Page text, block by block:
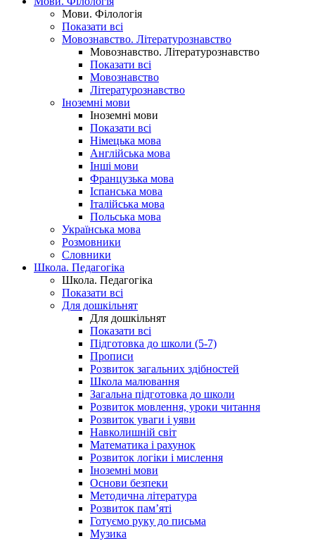
Мови. Філологія
Показати всі
Мовознавство. Літературознавство
Мовознавство. Літературознавство
Показати всі
Мовознавство
Літературознавство
Іноземні мови
Іноземні мови
Показати всі
Німецька мова
Англійська мова
Інші мови
Французька мова
Іспанська мова
Італійська мова
Польська мова
Українська мова
Розмовники
Словники
Школа. Педагогіка
Школа. Педагогіка
Показати всі
Для дошкільнят
Для дошкільнят
Показати всі
Підготовка до школи (5-7)
Прописи
Розвиток загальних здібностей
Школа малювання
Загальна підготовка до школи
Розвиток мовлення, уроки читання
Розвиток уваги і уяви
Навколишній світ
Математика і рахунок
Розвиток логіки і мислення
Іноземні мови
Основи безпеки
Методична література
Розвиток пам’яті
Готуємо руку до письма
Музика